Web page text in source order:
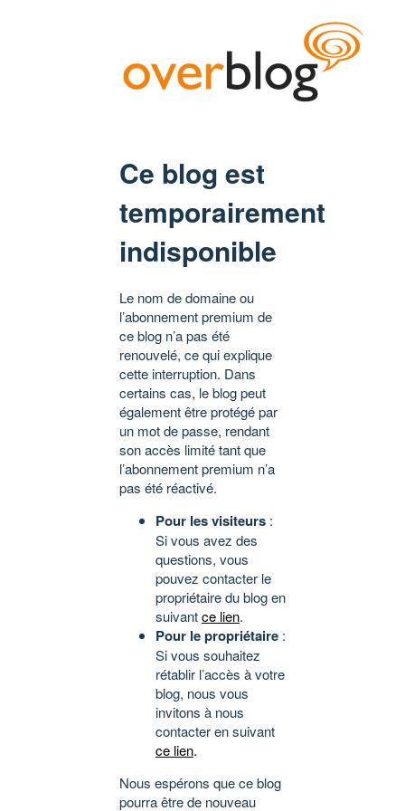
Ce blog est
temporairement
indisponible
Le nom de domaine ou
l’abonnement premium de
ce blog n’a pas été
renouvelé, ce qui explique
cette interruption. Dans
certains cas, le blog peut
également être protégé par
un mot de passe, rendant
son accès limité tant que
l’abonnement premium n’a
pas été réactivé.
Pour les visiteurs :
Si vous avez des
questions, vous
pouvez contacter le
propriétaire du blog en
suivantce lien.
Pour le propriétaire :
Si vous souhaitez
rétablir l’accès à votre
blog, nous vous
invitons à nous
contacter en suivant
ce lien.
Nous espérons que ce blog
pourra être de nouveau